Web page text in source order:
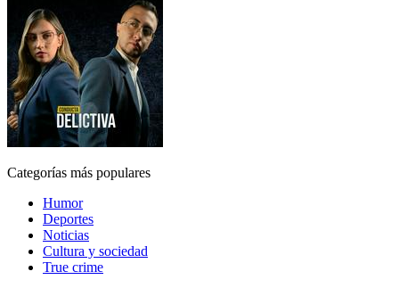
Categorías más populares
Humor
Deportes
Noticias
Cultura y sociedad
True crime